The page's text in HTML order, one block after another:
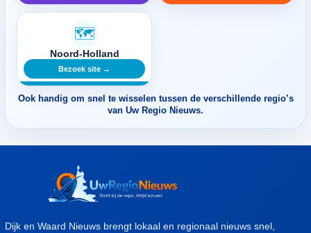
🗺️
Noord-Holland
Bezoek site →
Ook handig om snel te wisselen tussen de verschillende regio’s
van Uw Regio Nieuws.
Dijk en Waard Nieuws brengt lokaal en regionaal nieuws snel,